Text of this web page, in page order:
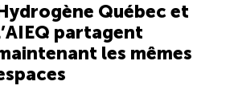
Québec et
partagent
les mêmes